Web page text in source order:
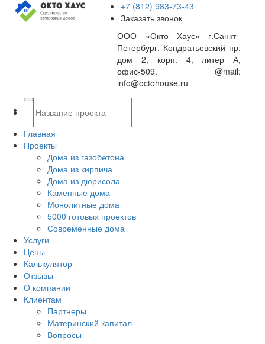
+7 (812) 983-73-43
Заказать звонок
ООО «Окто Хаус» г.Санкт–
Петербург, Кондратьевский пр,
дом 2, корп. 4, литер А,
офис-509. @mail:
info@octohouse.ru
Главная
Проекты
Дома из газобетона
Дома из кирпича
Дома из дюрисола
Каменные дома
Монолитные дома
5000 готовых проектов
Современные дома
Услуги
Цены
Калькулятор
Отзывы
О компании
Клиентам
Партнеры
Материнский капитал
Вопросы